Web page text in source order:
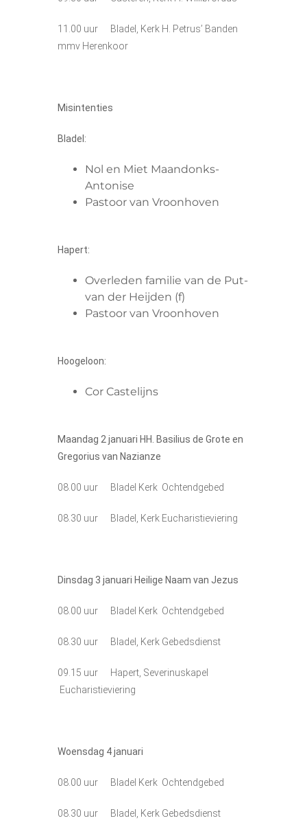
11.00 uur Bladel, Kerk H. Petrus’ Banden
mmv Herenkoor
Misintenties
Bladel:
Nol en Miet Maandonks-
Antonise
Pastoor van Vroonhoven
Hapert:
Overleden familie van de Put-
van der Heijden (f)
Pastoor van Vroonhoven
Hoogeloon:
Cor Castelijns
Maandag 2 januari HH. Basilius de Grote en
Gregorius van Nazianze
08.00 uur Bladel Kerk Ochtendgebed
08.30 uur Bladel, Kerk Eucharistieviering
Dinsdag 3 januari Heilige Naam van Jezus
08.00 uur Bladel Kerk Ochtendgebed
08.30 uur Bladel, Kerk Gebedsdienst
09.15 uur Hapert, Severinuskapel
Eucharistieviering
Woensdag 4januari
08.00 uur Bladel Kerk Ochtendgebed
08.30 uur Bladel, Kerk Gebedsdienst